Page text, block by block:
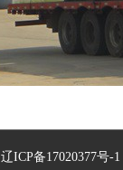
辽ICP备17020377号-1